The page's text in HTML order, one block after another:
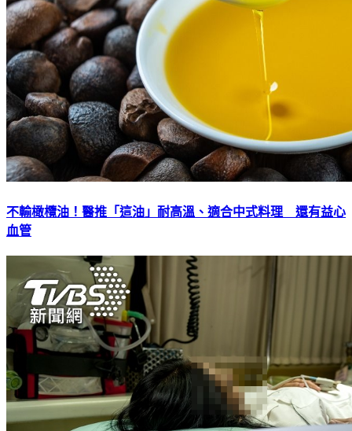
不輸橄欖油！醫推「這油」耐高溫、適合中式料理 還有益心
血管